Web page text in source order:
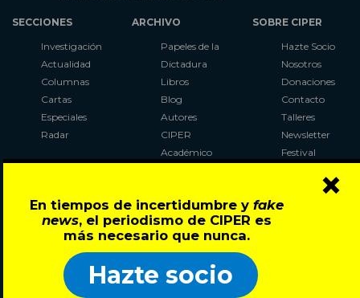
En tiempos de incertidumbre y fake
news, el periodismo de CIPER es
más necesario que nunca.
Hazte socio
×
SECCIONES
Investigación
Actualidad
Columnas
Cartas
Especiales
Radar
ARCHIVO
Papeles de la
Dictadura
Libros
Blog
Autores
CIPER
Académico
Al Plebiscito
con CIPER
SOBRE CIPER
Hazte Socio
Nosotros
Donaciones
Contacto
Talleres
Newsletter
Festival